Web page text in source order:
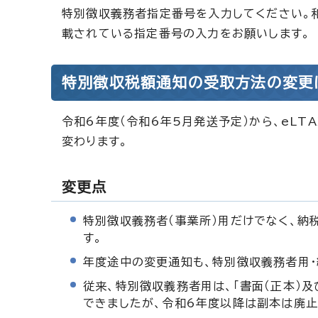
特別徴収義務者指定番号を入力してください
載されている指定番号の入力をお願いします。
特別徴収税額通知の受取方法の変更
令和6年度（令和6年5月発送予定）から、
変わります。
変更点
特別徴収義務者（事業所）用だけでなく、
す。
年度途中の変更通知も、特別徴収義務者用
従来、特別徴収義務者用は、「書面（正本）
できましたが、令和6年度以降は副本は廃